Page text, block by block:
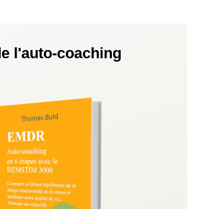
l'auto-coaching